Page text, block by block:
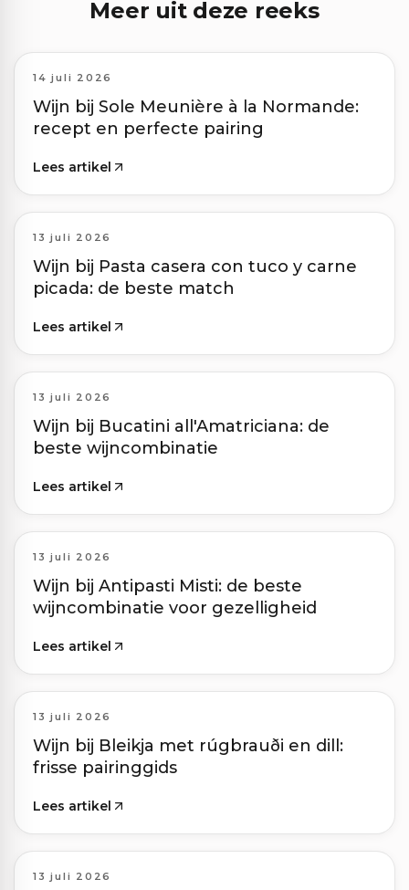
Meer uit deze reeks
14 juli 2026
Wijn bij Sole Meunière à la Normande:
recept en perfecte pairing
Lees artikel
13 juli 2026
Wijn bij Pasta casera con tuco y carne
picada: de beste match
Lees artikel
13 juli 2026
Wijn bij Bucatini all'Amatriciana: de
beste wijncombinatie
Lees artikel
13 juli 2026
Wijn bij Antipasti Misti: de beste
wijncombinatie voor gezelligheid
Lees artikel
13 juli 2026
Wijn bij Bleikja met rúgbrauði en dill:
frisse pairinggids
Lees artikel
13 juli 2026